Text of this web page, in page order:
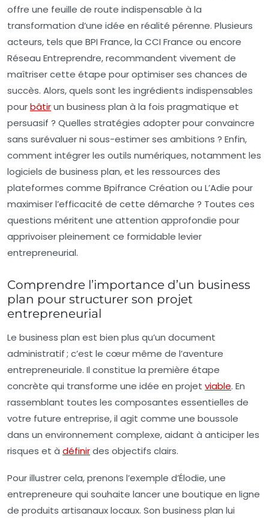
offre une feuille de route indispensable à la
transformation d’une idée en réalité pérenne. Plusieurs
acteurs, tels que BPI France, la CCI France ou encore
Réseau Entreprendre, recommandent vivement de
maîtriser cette étape pour optimiser ses chances de
succès. Alors, quels sont les ingrédients indispensables
pourbâtirun business plan à la fois pragmatique et
persuasif ? Quelles stratégies adopter pour convaincre
sans surévaluer ni sous-estimer ses ambitions ? Enfin,
comment intégrer les outils numériques, notamment les
logiciels de business plan, et les ressources des
plateformes comme Bpifrance Création ou L’Adie pour
maximiser l’efficacité de cette démarche ? Toutes ces
questions méritent une attention approfondie pour
apprivoiser pleinement ce formidable levier
entrepreneurial.
Comprendre l’importance d’un business
plan pour structurer son projet
entrepreneurial
Le business plan est bien plus qu’un document
administratif ; c’est le cœur même de l’aventure
entrepreneuriale. Il constitue la première étape
concrète qui transforme une idée en projet viable. En
rassemblant toutes les composantes essentielles de
votre future entreprise, il agit comme une boussole
dans un environnement complexe, aidant à anticiper les
risques et à définirdes objectifs clairs.
Pour illustrer cela, prenons l’exemple d’Élodie, une
entrepreneure qui souhaite lancer une boutique en ligne
de produits artisanaux locaux. Son business plan lui